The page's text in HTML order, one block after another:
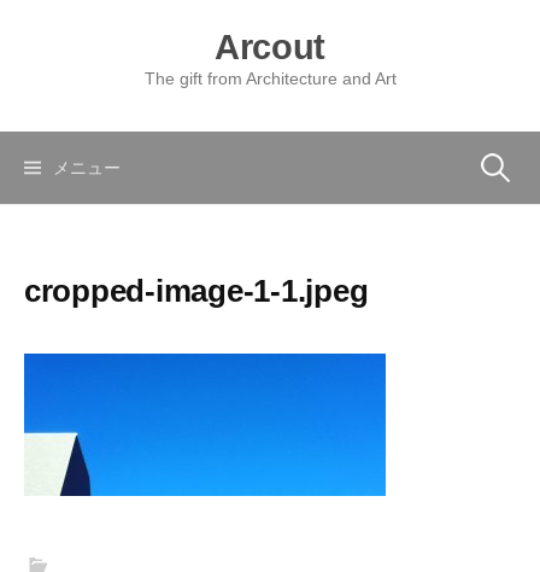
ツ
Arcout
The gift from Architecture and Art
メニュー 検
cropped-image-1-1.jpeg